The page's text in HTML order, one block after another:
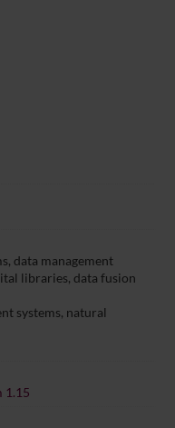
data management
libraries, data fusion
systems, natural
1.15